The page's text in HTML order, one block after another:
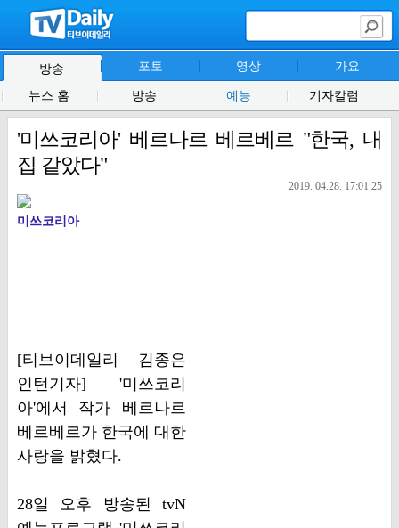
방송 포토 영상 가요
뉴스 홈 방송 예능 기자칼럼
'미쓰코리아' 베르나르 베르베르 "한국, 내
집 같았다"
2019. 04.28. 17:01:25
미쓰코리아
[티브이데일리 김종은
인턴기자] '미쓰코리
아'에서 작가 베르나르
베르베르가 한국에 대한
사랑을 밝혔다.
28일 오후 방송된 tvN